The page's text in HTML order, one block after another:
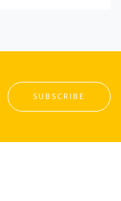
SUBSCRIBE